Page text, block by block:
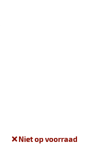
Niet op voorraad